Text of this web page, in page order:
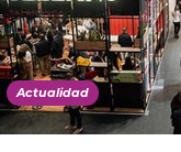
Actualidad